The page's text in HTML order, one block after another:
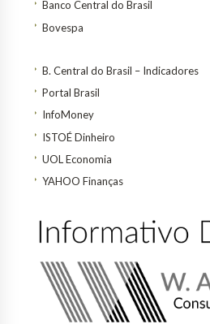
Banco Central do Brasil
Bovespa
B. Central do Brasil – Indicadores
Portal Brasil
InfoMoney
ISTOÉ Dinheiro
UOL Economia
YAHOO Finanças